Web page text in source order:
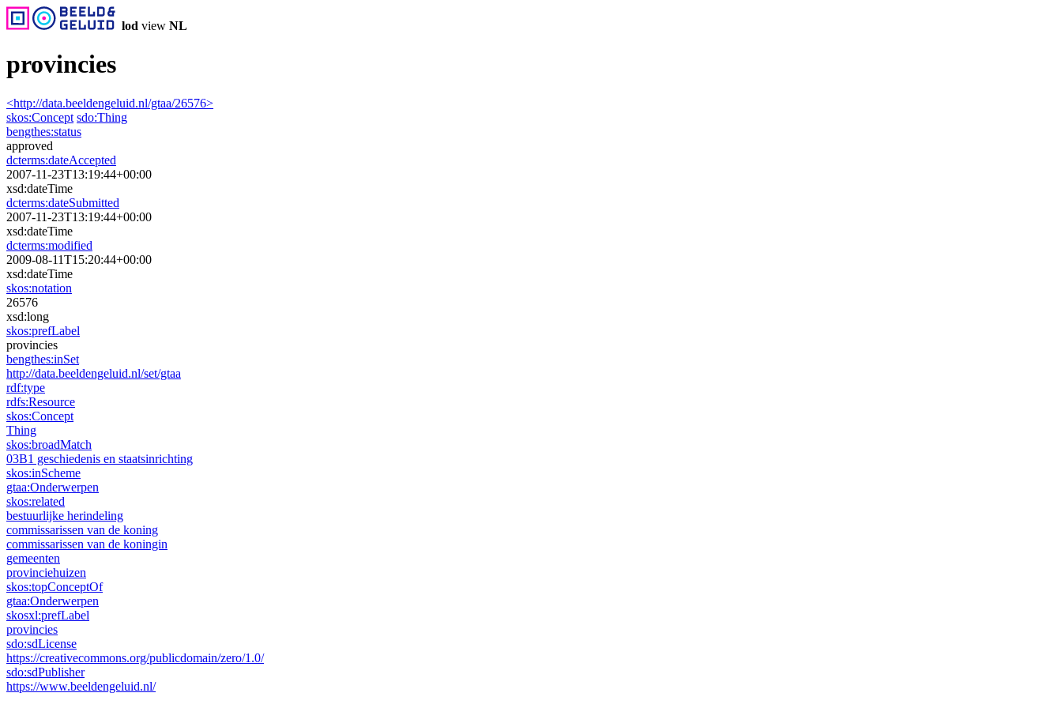
lod view NL
provincies
<http://data.beeldengeluid.nl/gtaa/26576>
skos:Concept sdo:Thing
bengthes:status
approved
dcterms:dateAccepted
2007-11-23T13:19:44+00:00
xsd:dateTime
dcterms:dateSubmitted
2007-11-23T13:19:44+00:00
xsd:dateTime
dcterms:modified
2009-08-11T15:20:44+00:00
xsd:dateTime
skos:notation
26576
xsd:long
skos:prefLabel
provincies
bengthes:inSet
http://data.beeldengeluid.nl/set/gtaa
rdf:type
rdfs:Resource
skos:Concept
Thing
skos:broadMatch
03B1 geschiedenis en staatsinrichting
skos:inScheme
gtaa:Onderwerpen
skos:related
bestuurlijke herindeling
commissarissen van de koning
commissarissen van de koningin
gemeenten
provinciehuizen
skos:topConceptOf
gtaa:Onderwerpen
skosxl:prefLabel
provincies
sdo:sdLicense
https://creativecommons.org/publicdomain/zero/1.0/
sdo:sdPublisher
https://www.beeldengeluid.nl/